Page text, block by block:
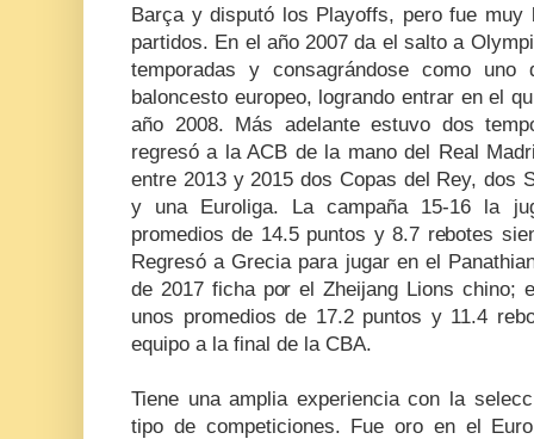
Barça y disputó los Playoffs, pero fue muy
partidos. En el año 2007 da el salto a
temporadas y consagrándose como
baloncesto europeo, logrando entrar en el
año 2008. Más adelante estuvo dos
regresó a la ACB de la mano del Real
entre 2013 y 2015 dos Copas del Rey, dos
y una Euroliga. La campaña 15-16 la
promedios de 14.5 puntos y 8.7 rebotes
Regresó a Grecia para jugar en el
de 2017 ficha por el Zheijang Lions chino;
unos promedios de 17.2 puntos y 11.4
equipo a la final de la CBA.
Tiene una amplia experiencia con la
tipo de competiciones. Fue oro en el